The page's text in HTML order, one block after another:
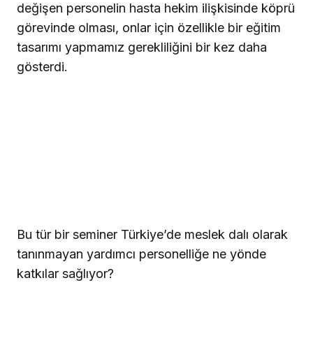
değişen personelin hasta hekim ilişkisinde köprü
görevinde olması, onlar için özellikle bir eğitim
tasarımı yapmamız gerekliliğini bir kez daha
gösterdi.
Bu tür bir seminer Türkiye’de meslek dalı olarak
tanınmayan yardımcı personelliğe ne yönde
katkılar sağlıyor?